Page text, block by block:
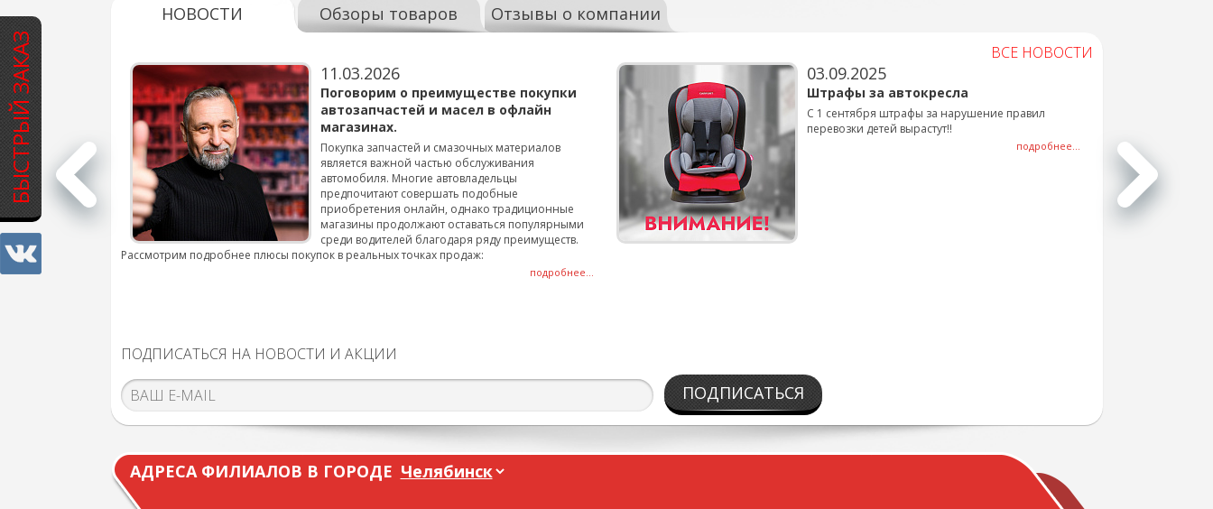
БЫСТРЫЙ ЗАКАЗ
НОВОСТИ Обзоры товаров Отзывы о компании
ВСЕ НОВОСТИ
для
смены шин на
подробнее...
11.03.2026
Поговорим о преимуществе покупки
автозапчастей и масел в офлайн
магазинах.
Покупка запчастей и смазочных материалов
является важной частью обслуживания
автомобиля. Многие автовладельцы
предпочитают совершать подобные
приобретения онлайн, однако традиционные
магазины продолжают оставаться популярными
среди водителей благодаря ряду преимуществ.
Рассмотрим подробнее плюсы покупок в реальных точках продаж:
подробнее...
03.09.2025
Штрафы за автокресла
С 1 сентября штрафы за нарушение правил
перевозки детей вырастут!!
подробнее...
ПОДПИСАТЬСЯ НА НОВОСТИ И АКЦИИ
ПОДПИСАТЬСЯ
АДРЕСА ФИЛИАЛОВ В ГОРОДЕ